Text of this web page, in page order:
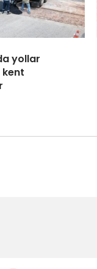
yollar